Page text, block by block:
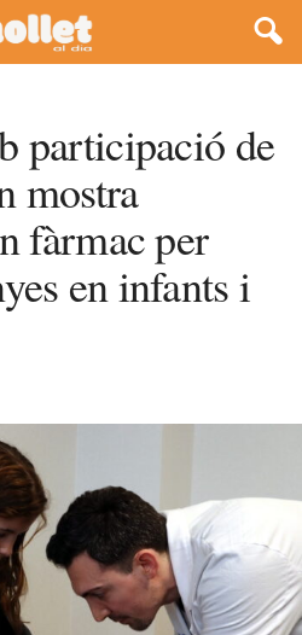
participació de
mostra
fàrmac per
en infants i